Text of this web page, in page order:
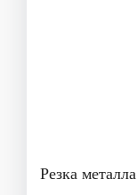
Резка металла